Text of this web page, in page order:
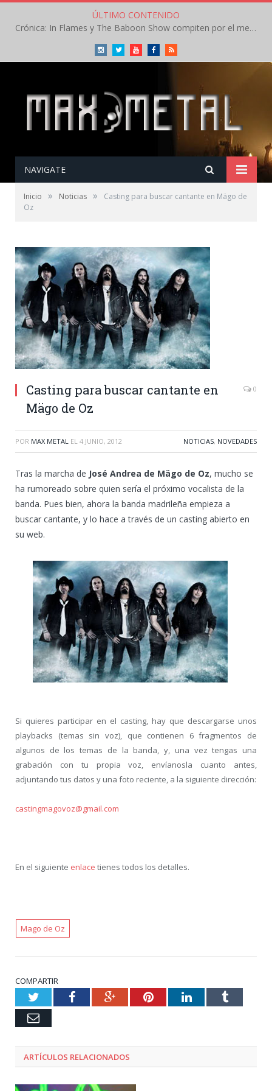
ÚLTIMO CONTENIDO
Crónica: In Flames y The Baboon Show compiten por el mejor concierto del día en el Leyendas del Rock – Viernes – Agosto 2026
InstagramTwitterYoutubeFacebookRSS
NAVIGATE
Inicio » Noticias »
Casting para buscar cantante en Mägo de
Oz
Casting para buscar cantante en
Mägo de Oz
0
POR MAX METAL EL 4 JUNIO, 2012 NOTICIAS, NOVEDADES
Tras la marcha de José Andrea de Mägo de Oz, mucho se
ha rumoreado sobre quien sería el próximo vocalista de la
banda. Pues bien, ahora la banda madrileña empieza a
buscar cantante, y lo hace a través de un casting abierto en
su web.
Si quieres participar en el casting, hay que descargarse unos
playbacks (temas sin voz), que contienen 6 fragmentos de
algunos de los temas de la banda, y, una vez tengas una
grabación con tu propia voz, envíanosla cuanto antes,
adjuntando tus datos y una foto reciente, a la siguiente dirección:
castingmagovoz@gmail.com
En el siguiente enlace tienes todos los detalles.
Mago de Oz
COMPARTIR
TwitterFacebookGoogle+PinterestLinkedInTumblr
Email
ARTÍCULOS RELACIONADOS